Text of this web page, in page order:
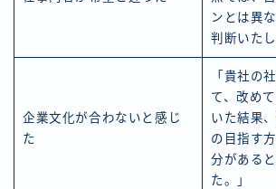
ンとは異
判断いた
企業文化が合わないと感じ
た
「貴社の
て、改め
いた結果
の目指す
分がある
た。」